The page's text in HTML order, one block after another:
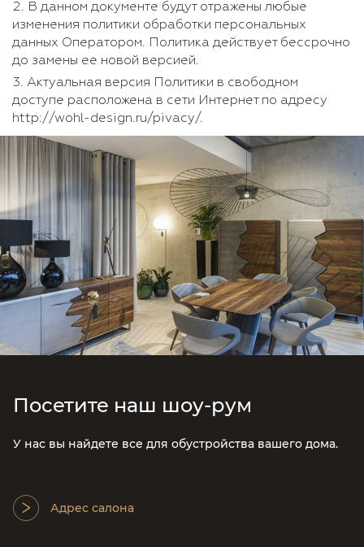
В данном документе будут отражены любые
изменения политики обработки персональных
данных Оператором. Политика действует бессрочно
до замены ее новой версией.
Актуальная версия Политики в свободном
доступе расположена в сети Интернет по адресу
http://wohl-design.ru/pivacy/.
Посетите наш шоу-рум
У нас вы найдете все для обустройства вашего дома.
Адрес салона